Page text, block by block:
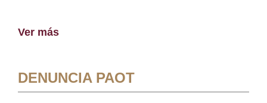
Ver más
DENUNCIA PAOT